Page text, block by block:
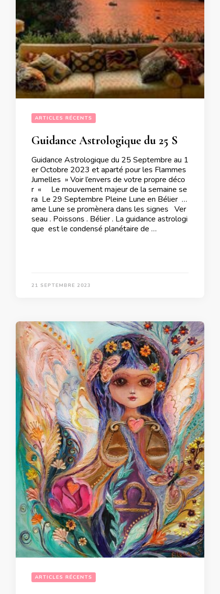
ARTICLES RÉCENTS
Guidance Astrologique du 25 Septembre au 1
er Octobre 2023 et aparté pour les Flammes
Jumelles » Voir l’envers de votre propre déco
r « Le mouvement majeur de la semaine se
ra Le 29 Septembre Pleine Lune en Bélier D
ame Lune se promènera dans les signes Ver
seau . Poissons . Bélier . La guidance astrologi
que est le condensé planétaire de …
21 SEPTEMBRE 2023
ARTICLES RÉCENTS